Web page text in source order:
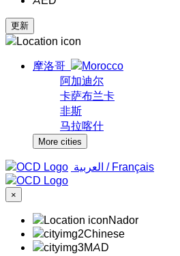
摩洛哥
阿加迪尔
卡萨布兰卡
非斯
马拉喀什
More cities
‏العربية ‏ / Français
×
Nador
Chinese
MAD